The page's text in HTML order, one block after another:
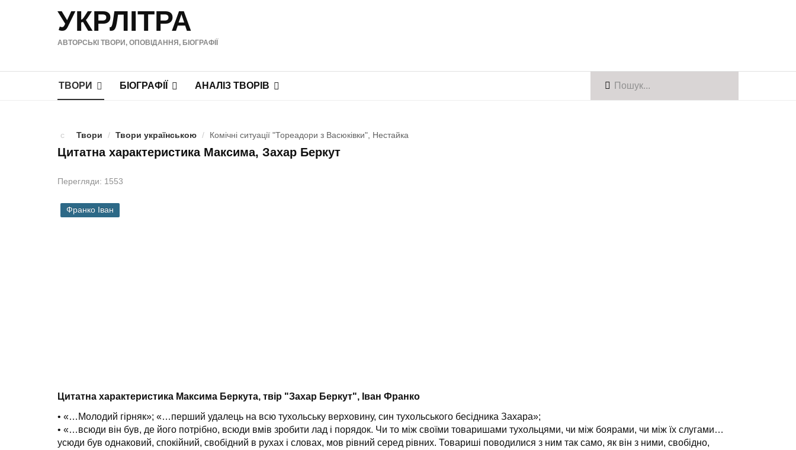
УКРЛІТРА
АВТОРСЬКІ ТВОРИ, ОПОВІДАННЯ, БІОГРАФІЇ
ТВОРИ БІОГРАФІЇ АНАЛІЗ ТВОРІВ
Твори / Твори українською / Комічні ситуації "Тореадори з Васюківки", Нестайка
Цитатна характеристика Максима, Захар Беркут
Перегляди: 1553
Франко Іван
Цитатна характеристика Максима Беркута, твір "Захар Беркут", Іван Франко
• «…Молодий гірняк»; «…перший удалець на всю тухольську верховину, син тухольського бесідника Захара»;
• «…всюди він був, де його потрібно, всюди вмів зробити лад і порядок. Чи то між своїми товаришами тухольцями, чи між боярами, чи між їх слугами…
усюди був однаковий, спокійний, свобідний в рухах і словах, мов рівний серед рівних. Товариші поводилися з ним так само, як він з ними, свобідно,